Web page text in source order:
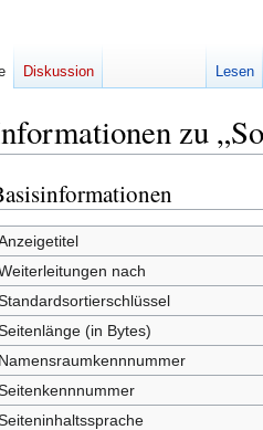
zu
nach
(in Bytes)
Namensraumkennnummer
Diskussion Lesen